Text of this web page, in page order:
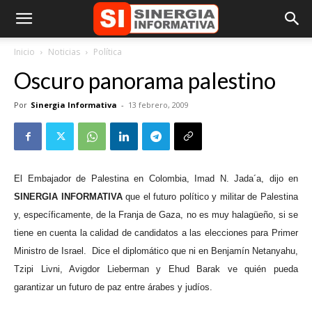
Inicio Noticias Política
Oscuro panorama palestino
Por Sinergia Informativa - 13 febrero, 2009
El Embajador de Palestina en Colombia, Imad N. Jada´a, dijo en
SINERGIA INFORMATIVAque el futuro político y militar de Palestina
y, específicamente, de la Franja de Gaza, no es muy halagüeño, si se
tiene en cuenta la calidad de candidatos a las elecciones para Primer
Ministro de Israel.
Dice el diplomático que ni en Benjamín Netanyahu,
Tzipi Livni, Avigdor Lieberman y Ehud Barak ve quién pueda
garantizar un futuro de paz entre árabes y judíos.